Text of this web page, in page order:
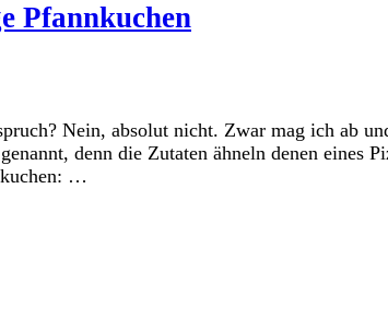
Pfannkuchen
Nein, absolut nicht. Zwar mag ich ab
denn die Zutaten ähneln denen eines
…